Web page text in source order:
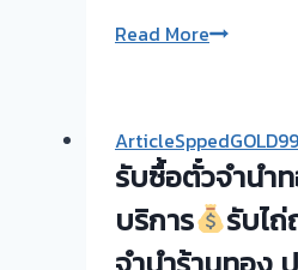
Read Moreรับ
ทอง
ยินดี
บริการ
รับซื้อตั๋วจำนำ
บริการ
รับไ